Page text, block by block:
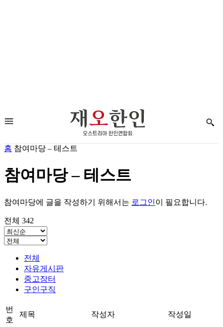
홈 참여마당 – 테스트
참여마당 – 테스트
참여마당에 글을 작성하기 위해서는 로그인이 필요합니다.
전체 342
전체
자유게시판
중고장터
구인구직
번
호
제목 작성자 작성일